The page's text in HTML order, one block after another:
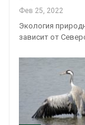
Фев 25, 2022
Экология
зависит от